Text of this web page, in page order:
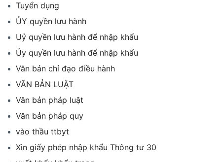
Tuyển dụng
ỦY quyền lưu hành
Uỷ quyền lưu hành để nhập khẩu
Ủy quyền lưu hành để nhập khẩu
Văn bản chỉ đạo điều hành
VĂN BẢN LUẬT
Văn bản pháp luật
Văn bản pháp quy
vào thầu ttbyt
Xin giấy phép nhập khẩu Thông tư 30